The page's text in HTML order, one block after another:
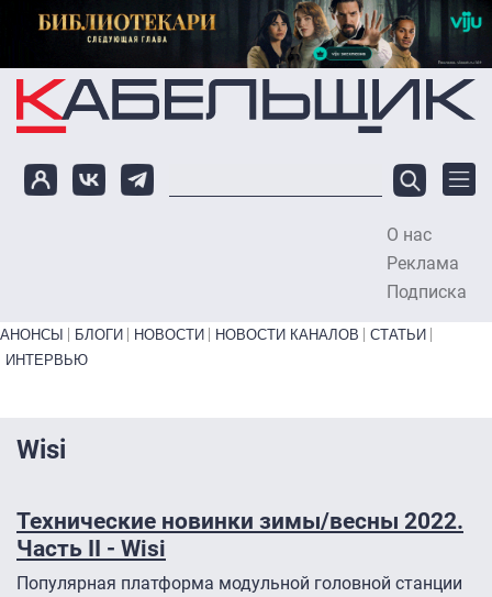
Перейти к основному содержанию
О нас
Реклама
Подписка
Primary links bottom
АНОНСЫ БЛОГИ НОВОСТИ НОВОСТИ КАНАЛОВ
СТАТЬИ
ИНТЕРВЬЮ
Wisi
Технические новинки зимы/весны 2022.
Часть II - Wisi
Популярная платформа модульной головной станции